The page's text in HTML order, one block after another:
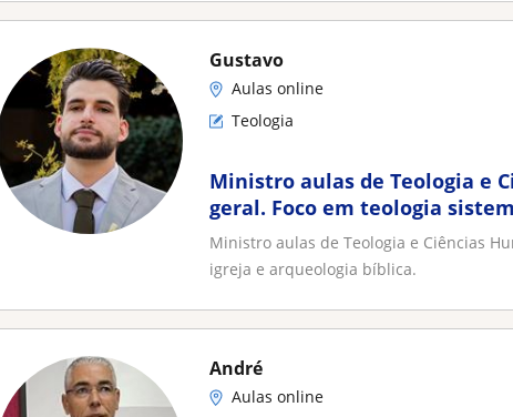
Gustavo
Aulas online
Teologia
Ministro aulas de Teologia e
geral. Foco em teologia
e arqueologia bíblica
Ministro aulas de Teologia e Ciências
igreja e arqueologia bíblica.
André
Aulas online